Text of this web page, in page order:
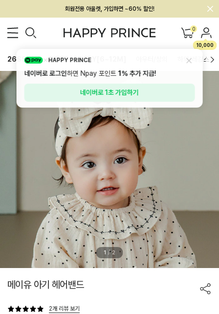
회원전용 아울렛, 가입하면 ~60% 할인!
멤버십 최대 28,000원 혜택 0
10,000
26SS 신상 BEST BABY[6~12M] 하의/레깅스
1 / 2
메이유 아기 헤어밴드
2개 리뷰 보기
HAPPY PRINCE
네이버로 로그인하면 Npay 포인트1%추가 지급!
네이버로 1초 가입하기